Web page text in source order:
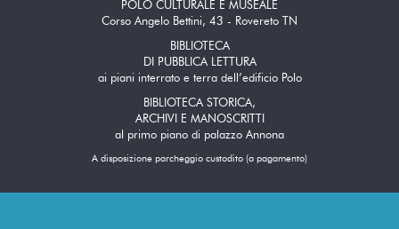
POLO CULTURALE E MUSEALE
Corso Angelo Bettini, 43 - Rovereto TN
BIBLIOTECA
DI PUBBLICA LETTURA
ai piani interrato e terra dell’edificio Polo
BIBLIOTECA STORICA,
ARCHIVI E MANOSCRITTI
al primo piano di palazzo Annona
A disposizione parcheggio custodito (a pagamento)